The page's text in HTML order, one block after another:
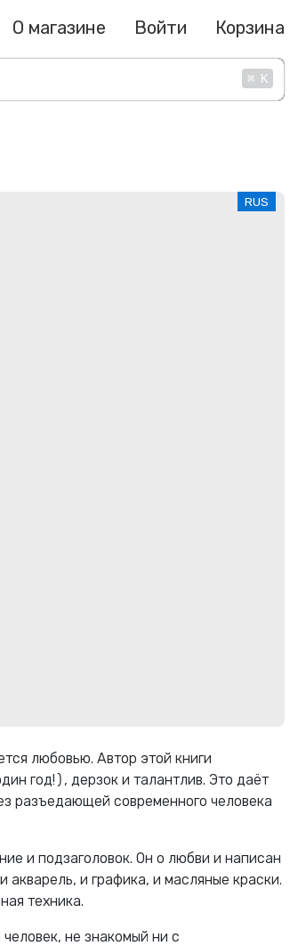
О магазине Войти Корзина
⌘ K
RUS
любовью. Автор этой книги
год!), дерзок и талантлив. Это даёт
разъедающей современного человека
и подзаголовок. Он о любви и написан
акварель, и графика, и масляные краски.
техника.
не знакомый ни с